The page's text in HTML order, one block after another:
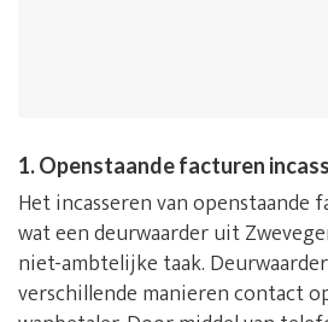
1. Openstaande facturen
Het incasseren van openstaande
wat een deurwaarder uit
niet-ambtelijke taak.
verschillende manieren contact